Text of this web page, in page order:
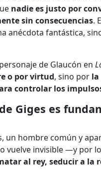
nadie es justo por
sin consecuencias.
anécdota fantástica,
de Glaucón en
o por virtud, sino por la
controlar los
Giges es
un hombre común y
vuelve invisible —y por
al rey, seducir a la